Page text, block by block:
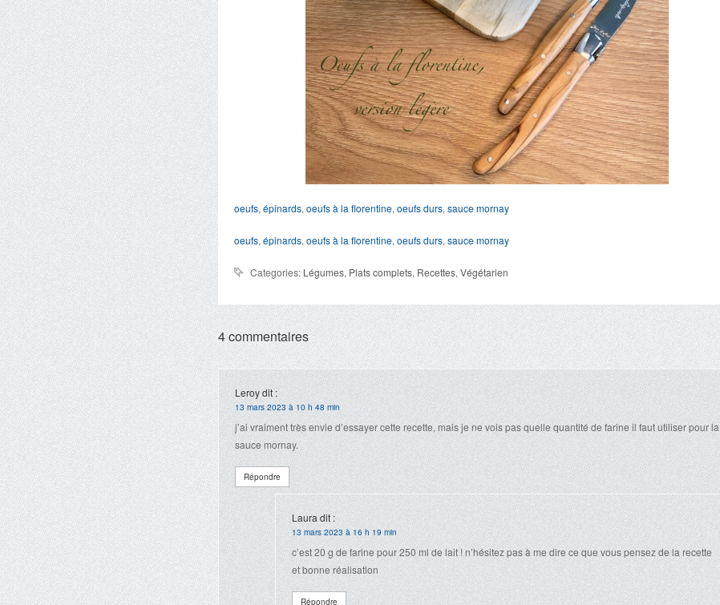
oeufs, épinards, oeufs à la florentine, oeufs durs, sauce mornay
oeufs, épinards, oeufs à la florentine, oeufs durs, sauce mornay
Categories: Légumes, Plats complets, Recettes, Végétarien
4 commentaires
Leroydit :
13 mars 2023 à 10 h 48 min
j’ai vraiment très envie d’essayer cette recette, mais je ne vois pas quelle quantité de farine il faut utiliser pour la
sauce mornay.
Répondre
Laura dit :
13 mars 2023 à 16 h 19 min
c’est 20 g de farine pour 250 ml de lait ! n’hésitez pas à me dire ce que vous pensez de la recette
et bonne réalisation
Répondre